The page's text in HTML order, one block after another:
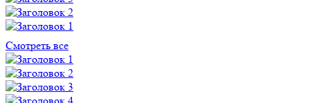
Смотреть все